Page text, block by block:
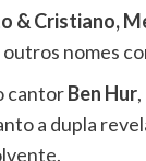
& Cristiano,
nomes
cantorBen Hur
a dupla